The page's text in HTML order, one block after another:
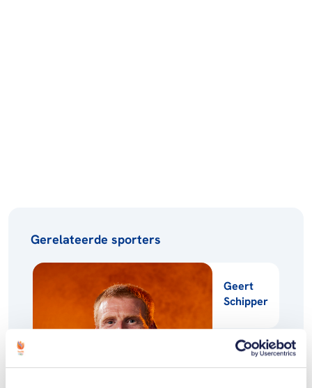
Gerelateerde sporters
Geert
Schipper